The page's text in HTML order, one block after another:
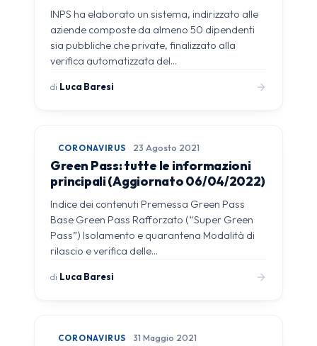
INPS ha elaborato un sistema, indirizzato alle
aziende composte da almeno 50 dipendenti
sia pubbliche che private, finalizzato alla
verifica automatizzata del…
di Luca Baresi
CORONAVIRUS 23 Agosto 2021
Green Pass: tutte le informazioni
principali (Aggiornato 06/04/2022)
Indice dei contenuti Premessa Green Pass
Base Green Pass Rafforzato (“Super Green
Pass”) Isolamento e quarantena Modalità di
rilascio e verifica delle…
di Luca Baresi
CORONAVIRUS 31 Maggio 2021